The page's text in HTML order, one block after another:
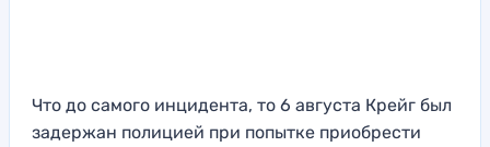
Что до самого инцидента, то 6 августа Крейг был
задержан полицией при попытке приобрести